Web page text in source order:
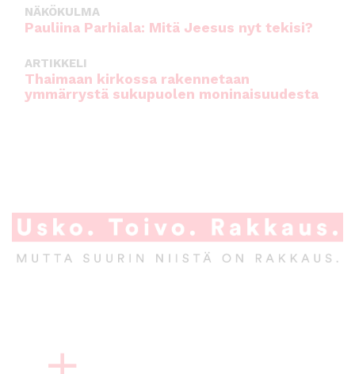
NÄKÖKULMA
Pauliina Parhiala: Mitä Jeesus nyt tekisi?
ARTIKKELI
Thaimaan kirkossa rakennetaan
ymmärrystä sukupuolen moninaisuudesta